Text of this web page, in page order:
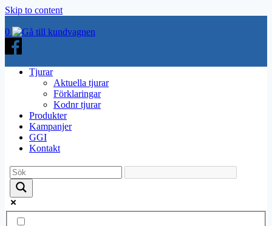
Skip to content
0
Tjurar
Aktuella tjurar
Förklaringar
Kodnr tjurar
Produkter
Kampanjer
GGI
Kontakt